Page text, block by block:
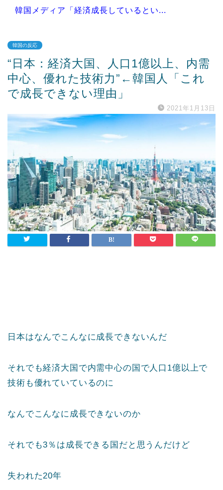
韓国メディア「経済成長しているとい...
Powered by livedoor 相互RSS
韓国の反応
“日本：経済大国、人口1億以上、内需
中心、優れた技術力”←韓国人「これ
で成長できない理由」
2021年1月13日
日本はなんでこんなに成長できないんだ
それでも経済大国で内需中心の国で人口1億以上で
技術も優れていているのに
なんでこんなに成長できないのか
それでも3％は成長できる国だと思うんだけど
失われた20年